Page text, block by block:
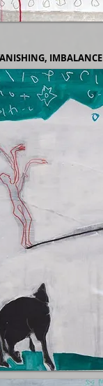
IMBALANCE